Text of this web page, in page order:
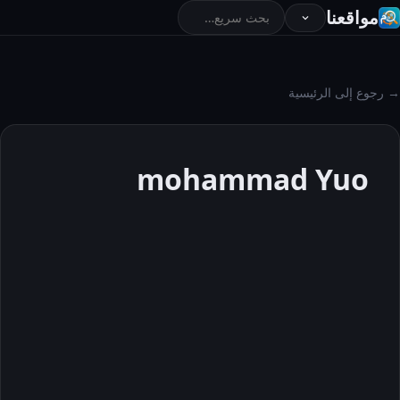
مواقعنا
→ رجوع إلى الرئيسية
mohammad Yuo